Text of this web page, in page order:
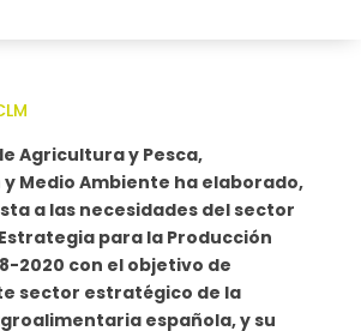
Agricultura y Pesca,
Medio Ambiente ha elaborado,
a las necesidades del sector
para la Producción
2020 con el objetivo de
sector estratégico de la
española, y su